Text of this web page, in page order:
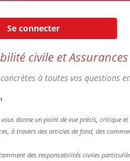
Se connecter
civile et Assurances
à toutes vos questions
vous donne un point de vue précis, critique
à travers des articles de fond, des
des responsabilités civiles